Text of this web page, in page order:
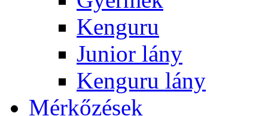
Kenguru
Junior lány
Kenguru lány
Mérkőzések